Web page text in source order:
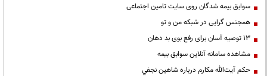
سوابق بیمه شدگان روی سایت تامین اجتماعی
همجنس گرایی در شبکه من و تو
13 توصیه آسان برای رفع بوی بد دهان
مشاهده سامانه آنلاين سوابق بیمه
حكم آيت‌الله مكارم درباره شاهين نجفي